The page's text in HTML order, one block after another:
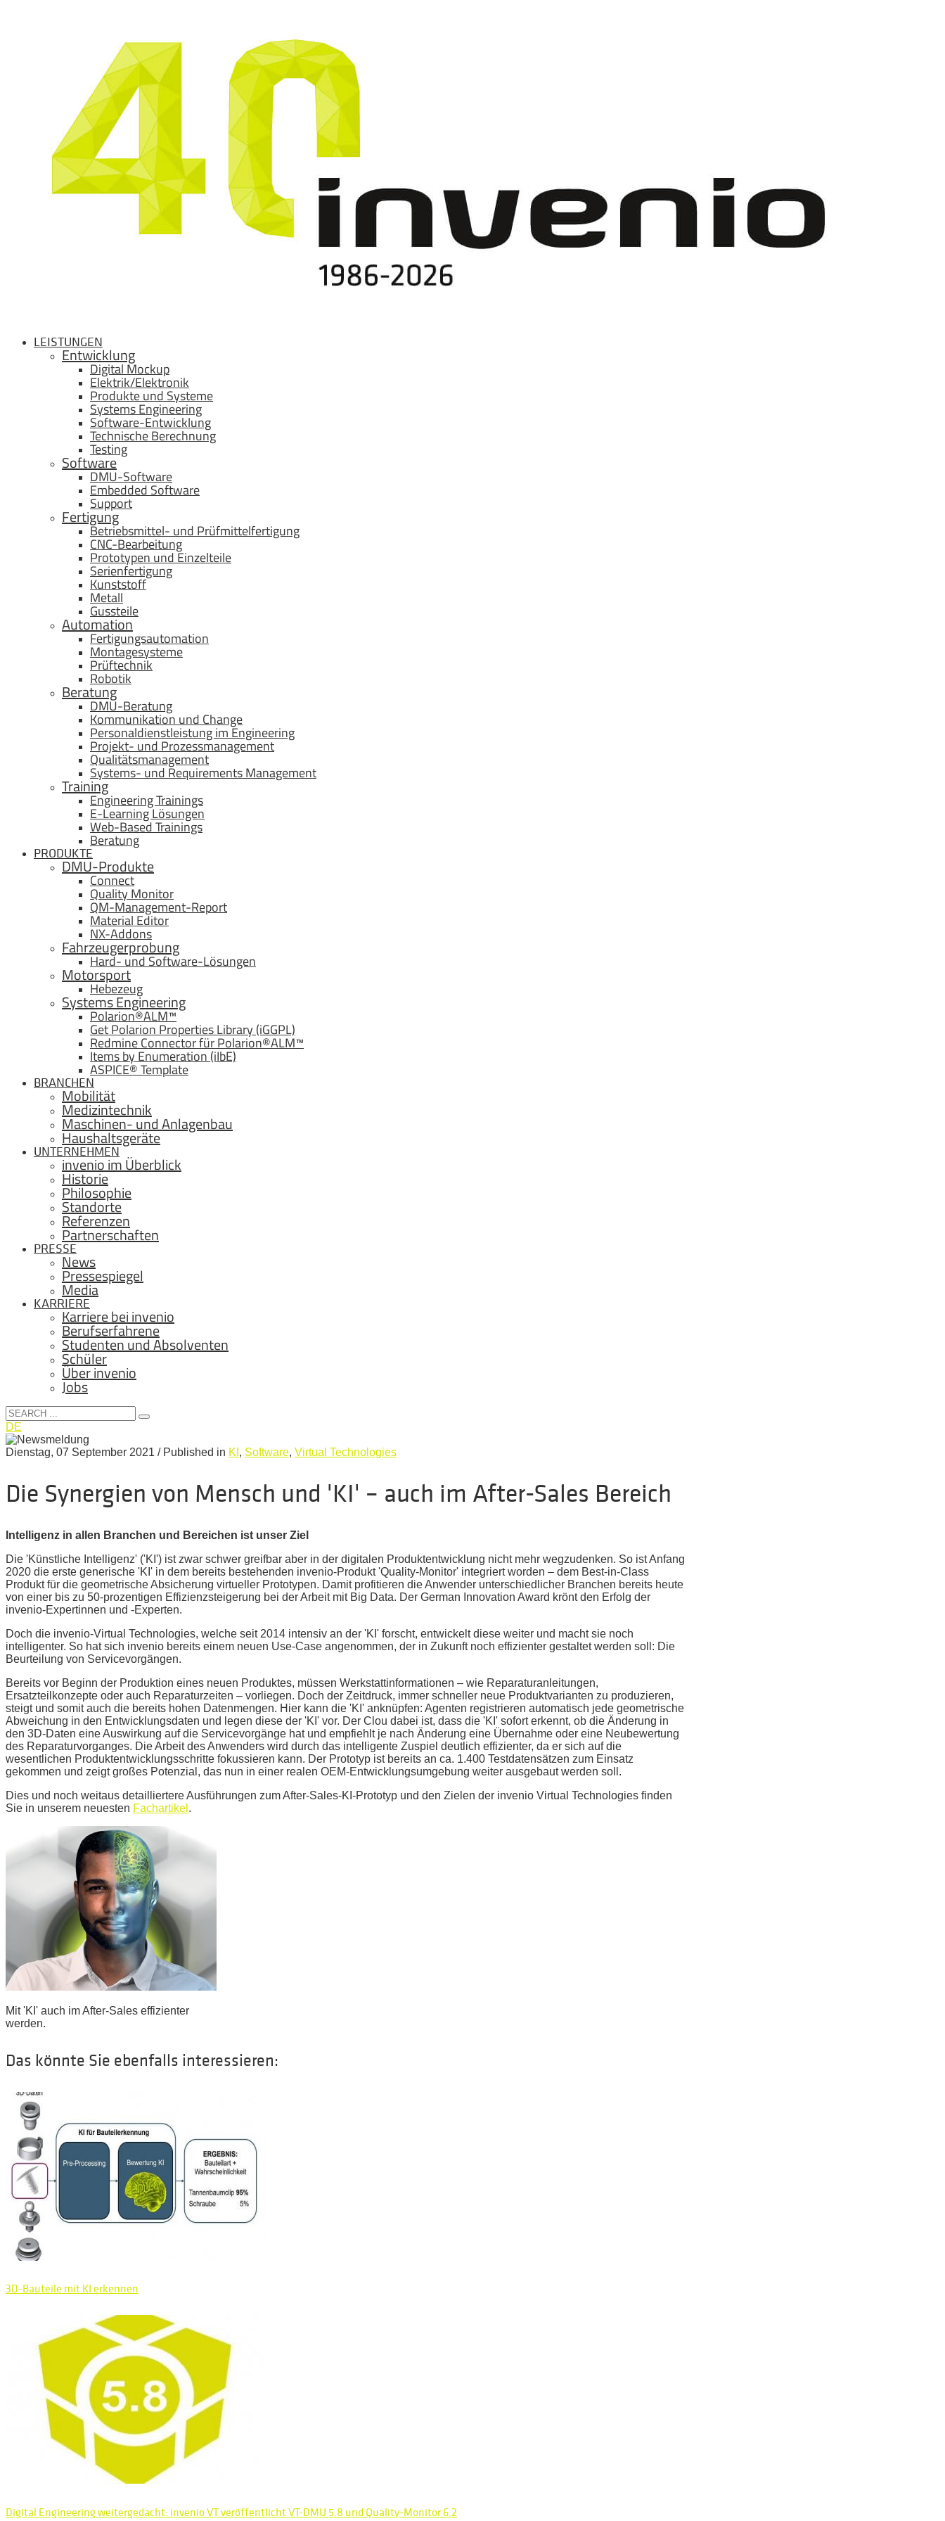
LEISTUNGEN
Entwicklung
Digital Mockup
Elektrik/Elektronik
Produkte und Systeme
Systems Engineering
Software-Entwicklung
Technische Berechnung
Testing
Software
DMU-Software
Embedded Software
Support
Fertigung
Betriebsmittel- und Prüfmittelfertigung
CNC-Bearbeitung
Prototypen und Einzelteile
Serienfertigung
Kunststoff
Metall
Gussteile
Automation
Fertigungsautomation
Montagesysteme
Prüftechnik
Robotik
Beratung
DMU-Beratung
Kommunikation und Change
Personaldienstleistung im Engineering
Projekt- und Prozessmanagement
Qualitätsmanagement
Systems- und Requirements Management
Training
Engineering Trainings
E-Learning Lösungen
Web-Based Trainings
Beratung
PRODUKTE
DMU-Produkte
Connect
Quality Monitor
QM-Management-Report
Material Editor
NX-Addons
Fahrzeugerprobung
Hard- und Software-Lösungen
Motorsport
Hebezeug
Systems Engineering
Polarion®ALM™
Get Polarion Properties Library (iGGPL)
Redmine Connector für Polarion®ALM™
Items by Enumeration (iIbE)
ASPICE® Template
BRANCHEN
Mobilität
Medizintechnik
Maschinen- und Anlagenbau
Haushaltsgeräte
UNTERNEHMEN
invenio im Überblick
Historie
Philosophie
Standorte
Referenzen
Partnerschaften
PRESSE
News
Pressespiegel
Media
KARRIERE
Karriere bei invenio
Berufserfahrene
Studenten und Absolventen
Schüler
Über invenio
Jobs
DE
Dienstag, 07 September 2021 / Published in KI , Software, Virtual Technologies
Die Synergien von Mensch und 'KI' – auch im After-Sales Bereich
Intelligenz in allen Branchen und Bereichen ist unser Ziel
Die 'Künstliche Intelligenz' ('KI') ist zwar schwer greifbar aber in der digitalen Produktentwicklung nicht mehr wegzudenken. So ist Anfang
2020 die erste generische 'KI' in dem bereits bestehenden invenio-Produkt 'Quality-Monitor' integriert worden – dem Best-in-Class
Produkt für die geometrische Absicherung virtueller Prototypen. Damit profitieren die Anwender unterschiedlicher Branchen bereits heute
von einer bis zu 50-prozentigen Effizienzsteigerung bei der Arbeit mit Big Data. Der German Innovation Award krönt den Erfolg der
invenio-Expertinnen und -Experten.
Doch die invenio-Virtual Technologies, welche seit 2014 intensiv an der 'KI' forscht, entwickelt diese weiter und macht sie noch
intelligenter. So hat sich invenio bereits einem neuen Use-Case angenommen, der in Zukunft noch effizienter gestaltet werden soll: Die
Beurteilung von Servicevorgängen.
Bereits vor Beginn der Produktion eines neuen Produktes, müssen Werkstattinformationen – wie Reparaturanleitungen,
Ersatzteilkonzepte oder auch Reparaturzeiten – vorliegen. Doch der Zeitdruck, immer schneller neue Produktvarianten zu produzieren,
steigt und somit auch die bereits hohen Datenmengen. Hier kann die 'KI' anknüpfen: Agenten registrieren automatisch jede geometrische
Abweichung in den Entwicklungsdaten und legen diese der 'KI' vor. Der Clou dabei ist, dass die 'KI' sofort erkennt, ob die Änderung in
den 3D-Daten eine Auswirkung auf die Servicevorgänge hat und empfiehlt je nach Änderung eine Übernahme oder eine Neubewertung
des Reparaturvorganges. Die Arbeit des Anwenders wird durch das intelligente Zuspiel deutlich effizienter, da er sich auf die
wesentlichen Produktentwicklungsschritte fokussieren kann. Der Prototyp ist bereits an ca. 1.400 Testdatensätzen zum Einsatz
gekommen und zeigt großes Potenzial, das nun in einer realen OEM-Entwicklungsumgebung weiter ausgebaut werden soll.
Dies und noch weitaus detailliertere Ausführungen zum After-Sales-KI-Prototyp und den Zielen der invenio Virtual Technologies finden
Sie in unserem neuesten Fachartikel .
Mit 'KI' auch im After-Sales effizienter
werden.
Das könnte Sie ebenfalls interessieren:
3D-Bauteile mit KI erkennen
Digital Engineering weitergedacht: invenio VT veröffentlicht VT-DMU 5.8 und Quality-Monitor 6.2